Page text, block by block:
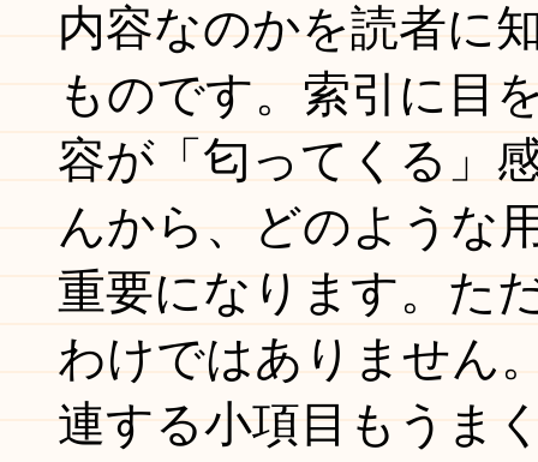
内容なのかを読者に
ものです。索引に目
容が「匂ってくる」
んから、どのような
重要になります。た
わけではありません
連する小項目もうま